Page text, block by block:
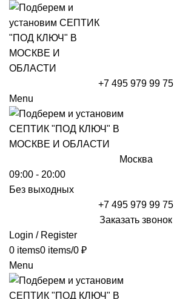
+7 495 979 99 75
Menu
Москва
09:00 - 20:00
Без выходных
+7 495 979 99 75
Заказать звонок
Login / Register
0 items0 items/0 ₽
Menu